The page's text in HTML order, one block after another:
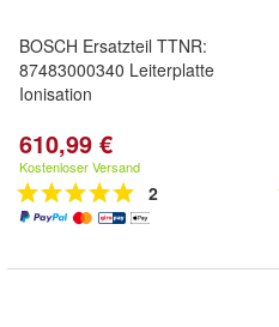
BOSCH Ersatzteil TTNR:
87483000340 Leiterplatte
Ionisation
610,99 €
Kostenloser Versand
2